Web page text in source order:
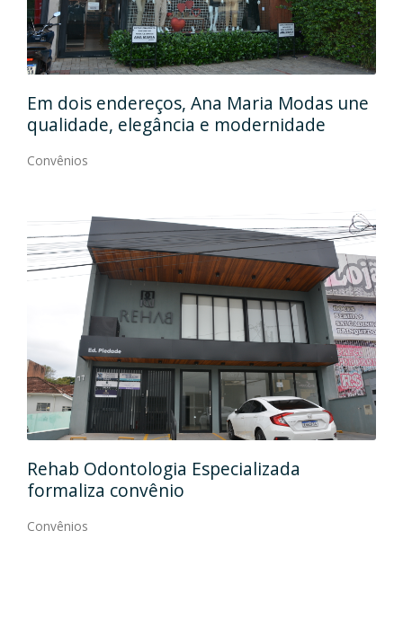
Em dois endereços, Ana Maria Modas une
qualidade, elegância e modernidade
Convênios
Rehab Odontologia Especializada
formaliza convênio
Convênios